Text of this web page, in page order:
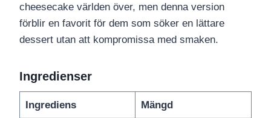
cheesecake världen över, men denna version
förblir en favorit för dem som söker en lättare
dessert utan att kompromissa med smaken.
Ingredienser
Ingrediens Mängd